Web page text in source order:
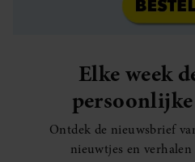
Elke week
Ontdek de nieuwsbrief
nieuwtjes en